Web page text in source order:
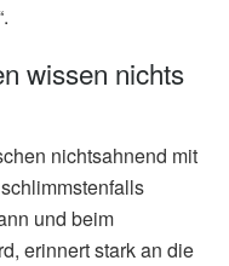
wissen nichts
nichtsahnend mit
und beim
erinnert stark an die